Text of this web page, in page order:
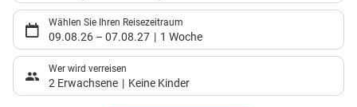
Wählen Sie Ihren Reisezeitraum
09.08.26 – 07.08.27 1 Woche
Wer wird verreisen
2 Erwachsene Keine Kinder